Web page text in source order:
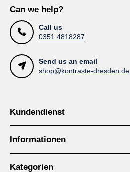
Can we help?
Call us
0351 4818287
Send us an email
shop@kontraste-dresden.de
Kundendienst
Informationen
Kategorien